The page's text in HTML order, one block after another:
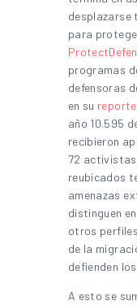
desplazarse
para
programas
defensoras
en su
año 10.595
recibieron
72 activistas
reubicados
amenazas
distinguen
otros
de la
defienden
A esto se